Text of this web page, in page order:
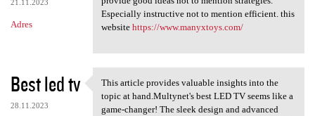
21.11.2023
Adres
Especially instructive not to mention efficient. this
website https://www.manyxtoys.com/
Best led tv
28.11.2023
This article provides
This article provides valuable insights into the
topic at hand.Multynet's best LED TV seems like a
game-changer! The sleek design and advanced